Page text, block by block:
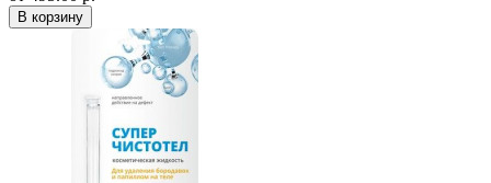
В корзину